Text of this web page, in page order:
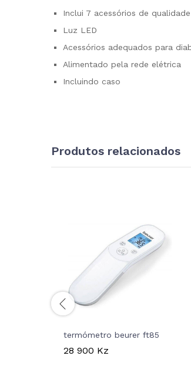
Inclui 7 acessórios de qualidade
Luz LED
Acessórios adequados para
Alimentado pela rede elétrica
Incluindo caso
Produtos relacionados
termómetro beurer ft85
28 900 Kz